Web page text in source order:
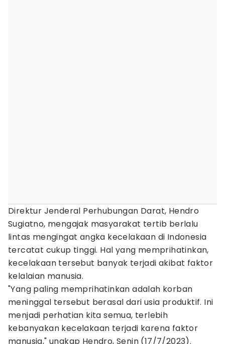
Direktur Jenderal Perhubungan Darat, Hendro
Sugiatno, mengajak masyarakat tertib berlalu
lintas mengingat angka kecelakaan di Indonesia
tercatat cukup tinggi. Hal yang memprihatinkan,
kecelakaan tersebut banyak terjadi akibat faktor
kelalaian manusia.
"Yang paling memprihatinkan adalah korban
meninggal tersebut berasal dari usia produktif. Ini
menjadi perhatian kita semua, terlebih
kebanyakan kecelakaan terjadi karena faktor
manusia," ungkap Hendro, Senin (17/7/2023).